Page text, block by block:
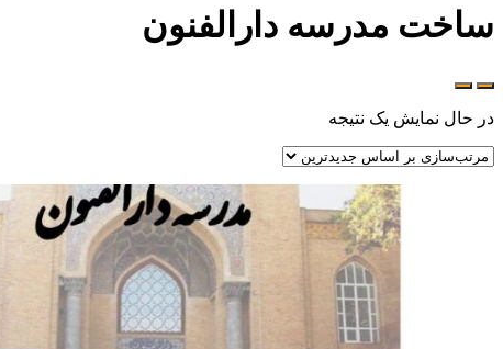
ساخت مدرسه دارالفنون
در حال نمایش یک نتیجه